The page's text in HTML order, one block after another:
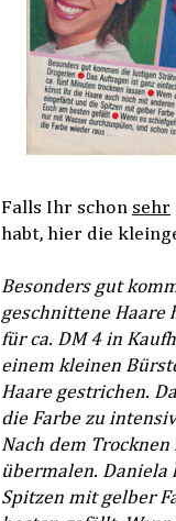
Falls Ihr schon sehr
habt, hier die
Besonders gut
geschnittene Haare
für ca. DM 4 in
einem kleinen
Haare gestrichen.
die Farbe zu
Nach dem
übermalen. Daniela
Spitzen mit gelber